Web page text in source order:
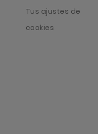
Tus ajustes de
cookies